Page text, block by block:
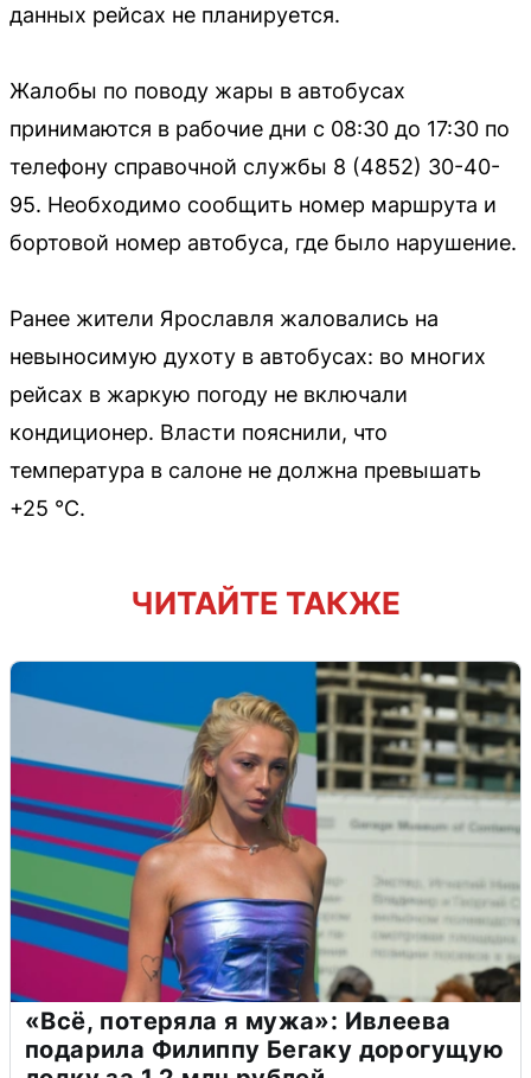
данных рейсах не планируется.
Жалобы по поводу жары в автобусах
принимаются в рабочие дни с 08:30 до 17:30 по
телефону справочной службы 8 (4852) 30-40-
95. Необходимо сообщить номер маршрута и
бортовой номер автобуса, где было нарушение.
Ранее жители Ярославля жаловались на
невыносимую духоту в автобусах: во многих
рейсах в жаркую погоду не включали
кондиционер. Власти пояснили, что
температура в салоне не должна превышать
+25 °C.
ЧИТАЙТЕ ТАКЖЕ
«Всё, потеряла я мужа»: Ивлеева
подарила Филиппу Бегаку дорогущую